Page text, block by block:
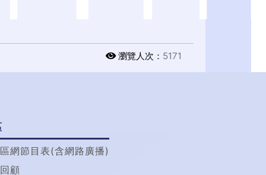
瀏覽人次： 5171
網節目表(含網路廣播)
顧